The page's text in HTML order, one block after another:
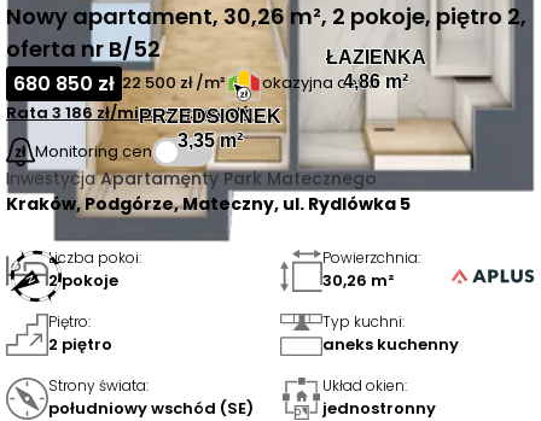
Nowy apartament, 30,26 m², 2 pokoje, piętro 2,
oferta nr B/52
680 850 zł 22 500 zł /m²
okazyjna cena
Rata 3 186 zł/mies.- sprawdź>
Monitoring cen
InwestycjaApartamenty Park Matecznego
Kraków, Podgórze, Mateczny, ul. Rydlówka 5
ŁAZIENKA
4,86 m²
PRZEDSIONEK
3,35 m²
Liczba pokoi:
2 pokoje
Powierzchnia:
30,26 m²
Piętro:
2 piętro
Typ kuchni:
aneks kuchenny
Strony świata:
południowy wschód (SE)
Układ okien:
jednostronny